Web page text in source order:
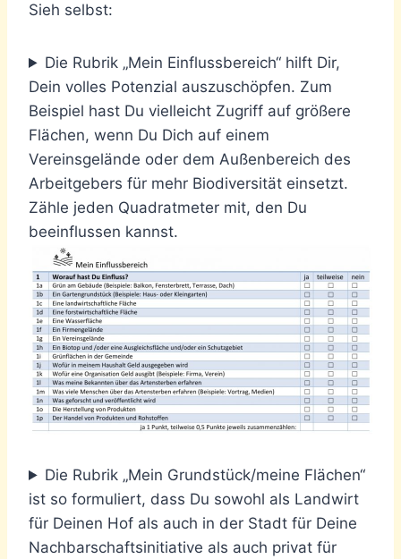
Sieh selbst:
Die Rubrik „Mein Einflussbereich“ hilft Dir,
Dein volles Potenzial auszuschöpfen. Zum
Beispiel hast Du vielleicht Zugriff auf größere
Flächen, wenn Du Dich auf einem
Vereinsgelände oder dem Außenbereich des
Arbeitgebers für mehr Biodiversität einsetzt.
Zähle jeden Quadratmeter mit, den Du
beeinflussen kannst.
Die Rubrik „Mein Grundstück/meine Flächen“
ist so formuliert, dass Du sowohl als Landwirt
für Deinen Hof als auch in der Stadt für Deine
Nachbarschaftsinitiative als auch privat für